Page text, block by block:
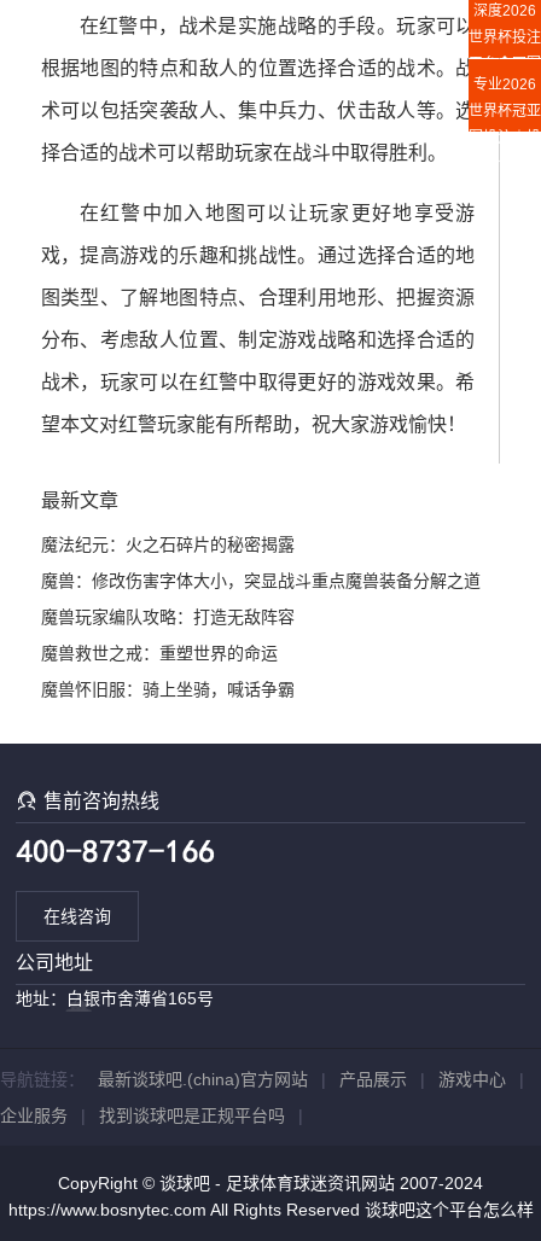
在红警中，战术是实施战略的手段。玩家可以
根据地图的特点和敌人的位置选择合适的战术。战
术可以包括突袭敌人、集中兵力、伏击敌人等。选
择合适的战术可以帮助玩家在战斗中取得胜利。
在红警中加入地图可以让玩家更好地享受游
戏，提高游戏的乐趣和挑战性。通过选择合适的地
图类型、了解地图特点、合理利用地形、把握资源
分布、考虑敌人位置、制定游戏战略和选择合适的
战术，玩家可以在红警中取得更好的游戏效果。希
望本文对红警玩家能有所帮助，祝大家游戏愉快！
最新文章
魔法纪元：火之石碎片的秘密揭露
魔兽：修改伤害字体大小，突显战斗重点魔兽装备分解之道
魔兽玩家编队攻略：打造无敌阵容
魔兽救世之戒：重塑世界的命运
魔兽怀旧服：骑上坐骑，喊话争霸
售前咨询热线
在线咨询
公司地址
地址：白银市舍薄省165号
导航链接： 最新谈球吧.(china)官方网站 | 产品展示 | 游戏中心 |
企业服务 | 找到谈球吧是正规平台吗 |
CopyRight © 谈球吧 - 足球体育球迷资讯网站 2007-2024
https://www.bosnytec.com All Rights Reserved 谈球吧这个平台怎么样
竞猜攻略
深度2026
世界杯投注
平台◆冠军
投注指南
专业2026
世界杯冠亚
军投注｜投
注平台推荐